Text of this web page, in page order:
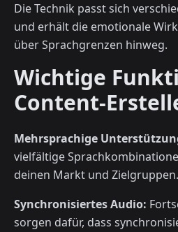
Die Technik passt sich
und erhält die emotionale
über Sprachgrenzen hinweg.
Wichtige
Content-
Mehrsprachige
vielfältige
deinen Markt und Zielgruppen.
Synchronisiertes Audio:
sorgen dafür, dass